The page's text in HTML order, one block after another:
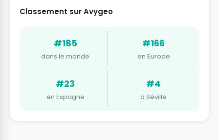
Classement sur Avygeo
#185
dans le monde
#166
en Europe
#23
en Espagne
#4
à Séville